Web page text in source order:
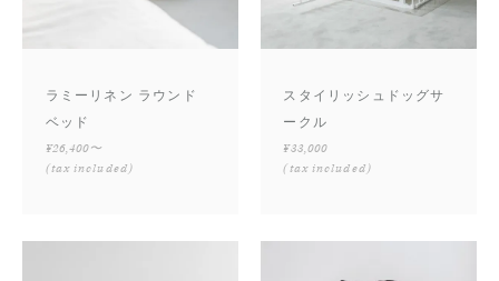
ラミーリネン ラウンド
ベッド
¥26,400〜
(tax included)
スタイリッシュドッグサ
ークル
¥33,000
(tax included)